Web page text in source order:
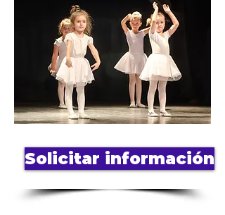
Solicitar información